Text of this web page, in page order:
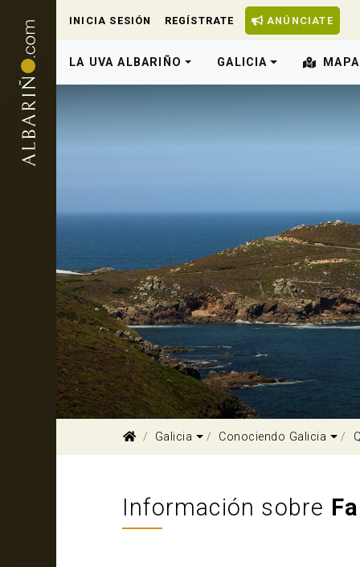
INICIA SESIÓN REGÍSTRATE ANÚNCIATE
LA UVA ALBARIÑO GALICIA MAPA
Galicia Dropdown
Conociendo Galicia
Información sobre